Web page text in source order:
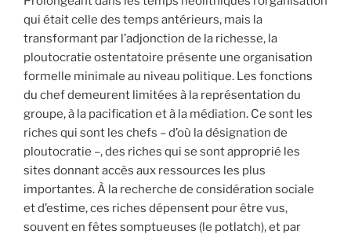
qui était celle des temps antérieurs, mais la
transformant par l’adjonction de la richesse, la
ploutocratie ostentatoire présente une organisation
formelle minimale au niveau politique. Les fonctions
du chef demeurent limitées à la représentation du
groupe, à la pacification et à la médiation. Ce sont les
riches qui sont les chefs – d’où la désignation de
ploutocratie –, des riches qui se sont approprié les
sites donnant accès aux ressources les plus
importantes. À la recherche de considération sociale
et d’estime, ces riches dépensent pour être vus,
souvent en fêtes somptueuses (le potlatch), et par